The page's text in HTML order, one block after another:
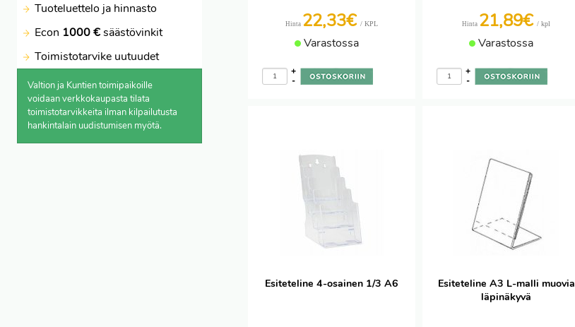
Tuoteluettelo ja hinnasto
Econ 1000 €säästövinkit
Toimistotarvike uutuudet
Valtion ja Kuntien toimipaikoille
voidaan verkkokaupasta tilata
toimistotarvikkeita ilman kilpailutusta
hankintalain uudistumisen myötä.
Hinta 22,33€ / KPL
Varastossa
-
+
Hinta 21,89€ / kpl
Varastossa
-
+
Esiteteline 4-osainen 1/3 A6
Esiteteline A3 L-malli muovia
läpinäkyvä